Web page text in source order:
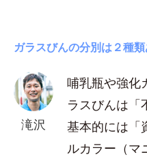
ガラスびんの分別は２種
滝沢
哺乳瓶や強化
ラスびんは「
基本的には「
ルカラー（マ